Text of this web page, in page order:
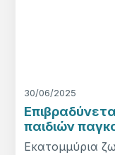
30/06/2025
παιδιών
Εκατομμύρια